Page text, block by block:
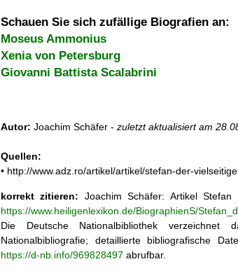
Schauen Sie sich zufällige Biografien an:
Moseus Ammonius
Xenia von Petersburg
Giovanni Battista Scalabrini
Autor: Joachim Schäfer - zuletzt aktualisiert am
Quellen:
• http://www.adz.ro/artikel/artikel/stefan-der-vielseitige
korrekt zitieren: Joachim Schäfer: ArtikelStefan
https://www.heiligenlexikon.de/BiographienS/
Die Deutsche Nationalbibliothek verzeichnet
Nationalbibliografie; detaillierte bibliografische
https://d-nb.info/969828497 abrufbar.